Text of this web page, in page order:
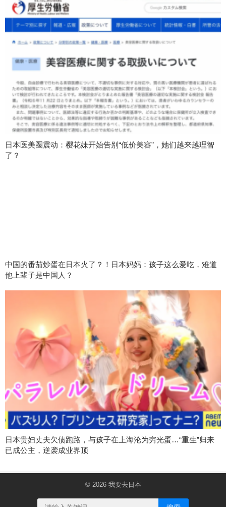
日本医美圈震动：樱花妹开始告别“低价美容”，她们越来越理智
了？
中国的番茄炒蛋在日本火了？！日本妈妈：孩子这么爱吃，难道
他上辈子是中国人？
日本贵妇丈夫欠债跑路，与孩子在上海沦为穷光蛋…“重生”归来
已成公主，逆袭成业界顶
© 2026 我要去日本